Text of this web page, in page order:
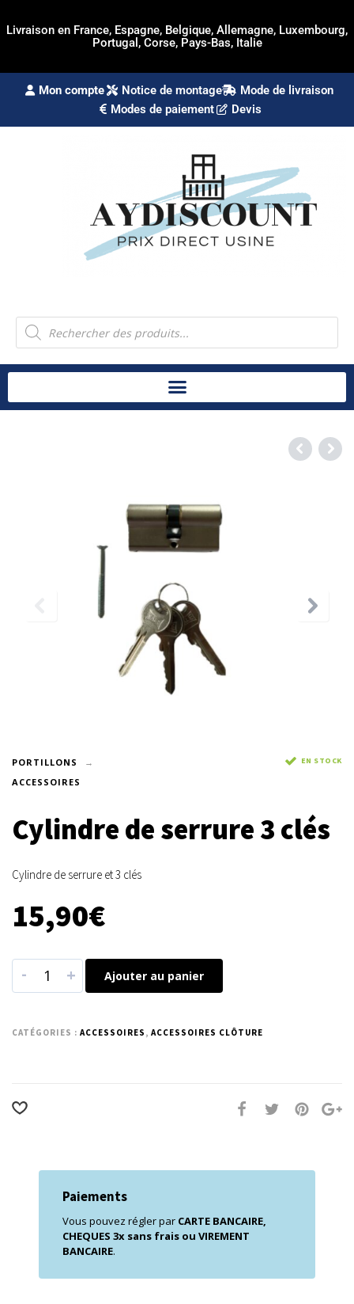
Livraison en France, Espagne, Belgique, Allemagne, Luxembourg,
Portugal, Corse, Pays-Bas, Italie
Mon compte Notice de montage
Mode de livraison
Modes de paiement
Devis
PORTILLONS
ACCESSOIRES
EN STOCK
Cylindre de serrure 3 clés
Cylindre de serrure et 3 clés
15,90€
- + Ajouter au panier
CATÉGORIES : ACCESSOIRES , ACCESSOIRES CLÔTURE
Paiements
Vous pouvez régler par CARTE BANCAIRE,
CHEQUES 3x sans frais ou VIREMENT
BANCAIRE.